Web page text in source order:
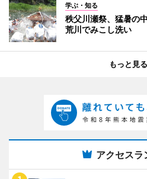
学ぶ・知る
秩父川瀬祭、猛暑の
荒川でみこし洗い
もっと見る
アクセスラ